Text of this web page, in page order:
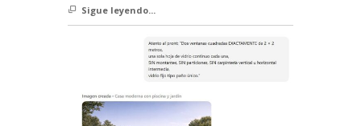
Sigue leyendo...